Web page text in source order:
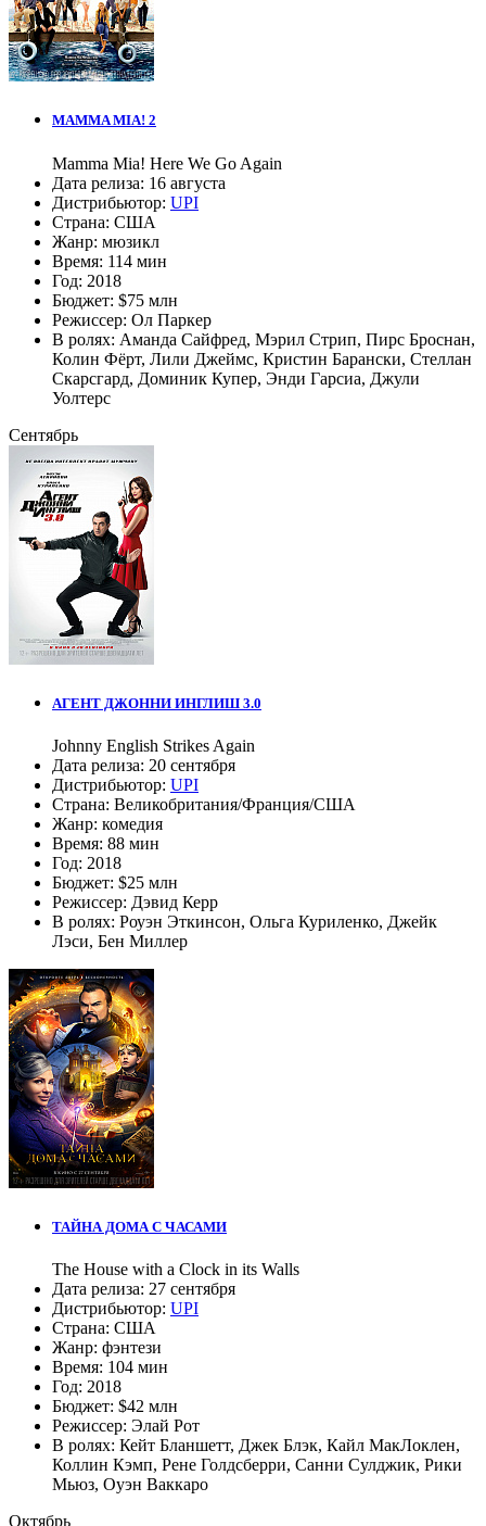
MAMMA MIA! 2
Mamma Mia! Here We Go Again
Дата релиза: 16 августа
Дистрибьютор: UPI
Страна: США
Жанр: мюзикл
Время: 114 мин
Год: 2018
Бюджет: $75 млн
Режиссер: Ол Паркер
В ролях: Аманда Сайфред, Мэрил Стрип, Пирс Броснан,
Колин Фёрт, Лили Джеймс, Кристин Барански, Стеллан
Скарсгард, Доминик Купер, Энди Гарсиа, Джули
Уолтерс
Сентябрь
АГЕНТ ДЖОННИ ИНГЛИШ 3.0
Johnny English Strikes Again
Дата релиза: 20 сентября
Дистрибьютор: UPI
Страна: Великобритания/Франция/США
Жанр: комедия
Время: 88 мин
Год: 2018
Бюджет: $25 млн
Режиссер: Дэвид Керр
В ролях: Роуэн Эткинсон, Ольга Куриленко, Джейк
Лэси, Бен Миллер
ТАЙНА ДОМА С ЧАСАМИ
The House with a Clock in its Walls
Дата релиза: 27 сентября
Дистрибьютор: UPI
Страна: США
Жанр: фэнтези
Время: 104 мин
Год: 2018
Бюджет: $42 млн
Режиссер: Элай Рот
В ролях: Кейт Бланшетт, Джек Блэк, Кайл МакЛоклен,
Коллин Кэмп, Рене Голдсберри, Санни Сулджик, Рики
Мьюз, Оуэн Ваккаро
Октябрь